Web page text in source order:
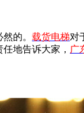
的。 载货电梯对
地告诉大家， 广